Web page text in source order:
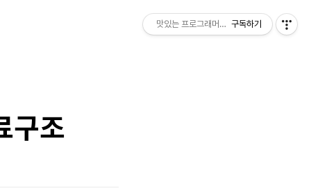
구조
맛있는 프로그래머의 일상구독하기